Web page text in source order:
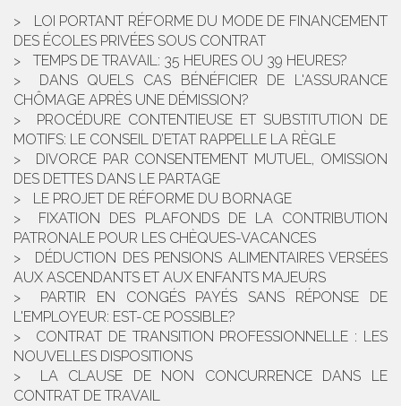
LOI PORTANT RÉFORME DU MODE DE FINANCEMENT
DES ÉCOLES PRIVÉES SOUS CONTRAT
TEMPS DE TRAVAIL: 35 HEURES OU 39 HEURES?
DANS QUELS CAS BÉNÉFICIER DE L'ASSURANCE
CHÔMAGE APRÈS UNE DÉMISSION?
PROCÉDURE CONTENTIEUSE ET SUBSTITUTION DE
MOTIFS: LE CONSEIL D’ETAT RAPPELLE LA RÈGLE
DIVORCE PAR CONSENTEMENT MUTUEL, OMISSION
DES DETTES DANS LE PARTAGE
LE PROJET DE RÉFORME DU BORNAGE
FIXATION DES PLAFONDS DE LA CONTRIBUTION
PATRONALE POUR LES CHÈQUES-VACANCES
DÉDUCTION DES PENSIONS ALIMENTAIRES VERSÉES
AUX ASCENDANTS ET AUX ENFANTS MAJEURS
PARTIR EN CONGÉS PAYÉS SANS RÉPONSE DE
L'EMPLOYEUR: EST-CE POSSIBLE?
CONTRAT DE TRANSITION PROFESSIONNELLE : LES
NOUVELLES DISPOSITIONS
LA CLAUSE DE NON CONCURRENCE DANS LE
CONTRAT DE TRAVAIL